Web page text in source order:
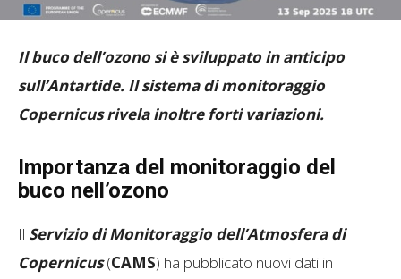
Il buco dell’ozono si è sviluppato in anticipo
sull’Antartide. Il sistema di monitoraggio
Copernicus rivela inoltre forti variazioni.
Importanza del monitoraggio del
buco nell’ozono
Il Servizio di Monitoraggio dell’Atmosfera di
Copernicus(CAMS) ha pubblicato nuovi dati in